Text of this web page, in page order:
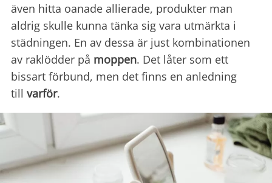
även hitta oanade allierade, produkter man
aldrig skulle kunna tänka sig vara utmärkta i
städningen. En av dessa är just kombinationen
av raklödder på moppen. Det låter som ett
bissart förbund, men det finns en anledning
till varför.